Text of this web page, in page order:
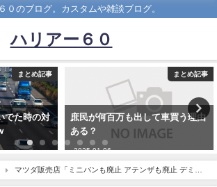
０のブログ。カスタムや雑談ブログ。
ハリアー６０
まとめ記事
て車買う理由
まとめ記
【緊急】車修理に詳しい人来て
れ
2024-12-02
マツダ販売店「ミニバンも廃止 アテンザも廃止 デミオ